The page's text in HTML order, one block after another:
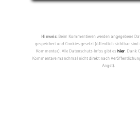
Hinweis:Beim Kommentieren werden angegebene
gespeichert und Cookies gesetzt (öffentlich sichtbar sind
Kommentar). Alle Datenschutz-Infos gibt eshier. Dank
Kommentare manchmal nicht direkt nach
Angst).